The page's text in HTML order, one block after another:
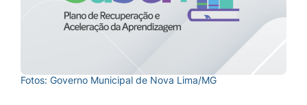
Fotos: Governo Municipal de Nova Lima/MG